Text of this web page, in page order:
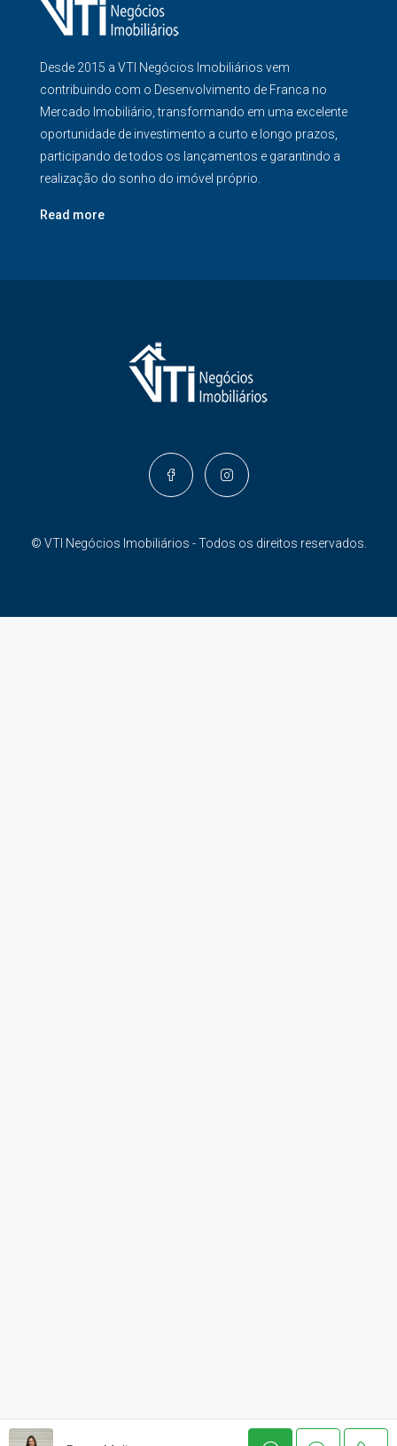
Desde 2015 a VTI Negócios Imobiliários vem
contribuindo com o Desenvolvimento de Franca no
Mercado Imobiliário, transformando em uma excelente
oportunidade de investimento a curto e longo prazos,
participando de todos os lançamentos e garantindo a
realização do sonho do imóvel próprio.
Read more
© VTI Negócios Imobiliários - Todos os direitos reservados.